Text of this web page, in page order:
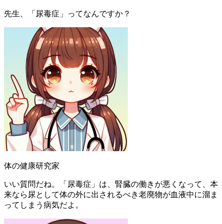
先生、「尿毒症」ってなんですか？
体の健康研究家
いい質問だね。「尿毒症」は、腎臓の働きが悪くなって、本
来なら尿として体の外に出されるべき老廃物が血液中に溜ま
ってしまう病気だよ。